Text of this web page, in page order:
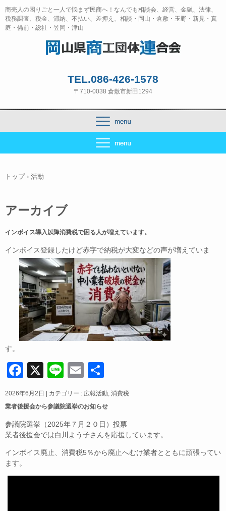
商売人の困りごと一人で悩まず民商へ！なんでも相談会、経営、金融、法律、
税務調査、税金、滞納、不払い、差押え、相談・岡山・倉敷・玉野・新見・真
庭・備前・総社・笠岡・津山
TEL.086-426-1578
〒710-0038 倉敷市新田1294
トップ › 活動
アーカイブ
インボイス導入以降消費税で困る人が増えています。
インボイス登録したけど赤字で納税が大変などの声が増えていま
す。
F
a
c
e
b
o
X
Li
n
e
E
m
ail
有
2026年6月2日 カテゴリー : 広報活動, 消費税
業者後援会から参議院選挙のお知らせ
参議院選挙（2025年７月２０日）投票
業者後援会では白川よう子さんを応援しています。
インボイス廃止、消費税5％から廃止へむけ業者とともに頑張ってい
ます。